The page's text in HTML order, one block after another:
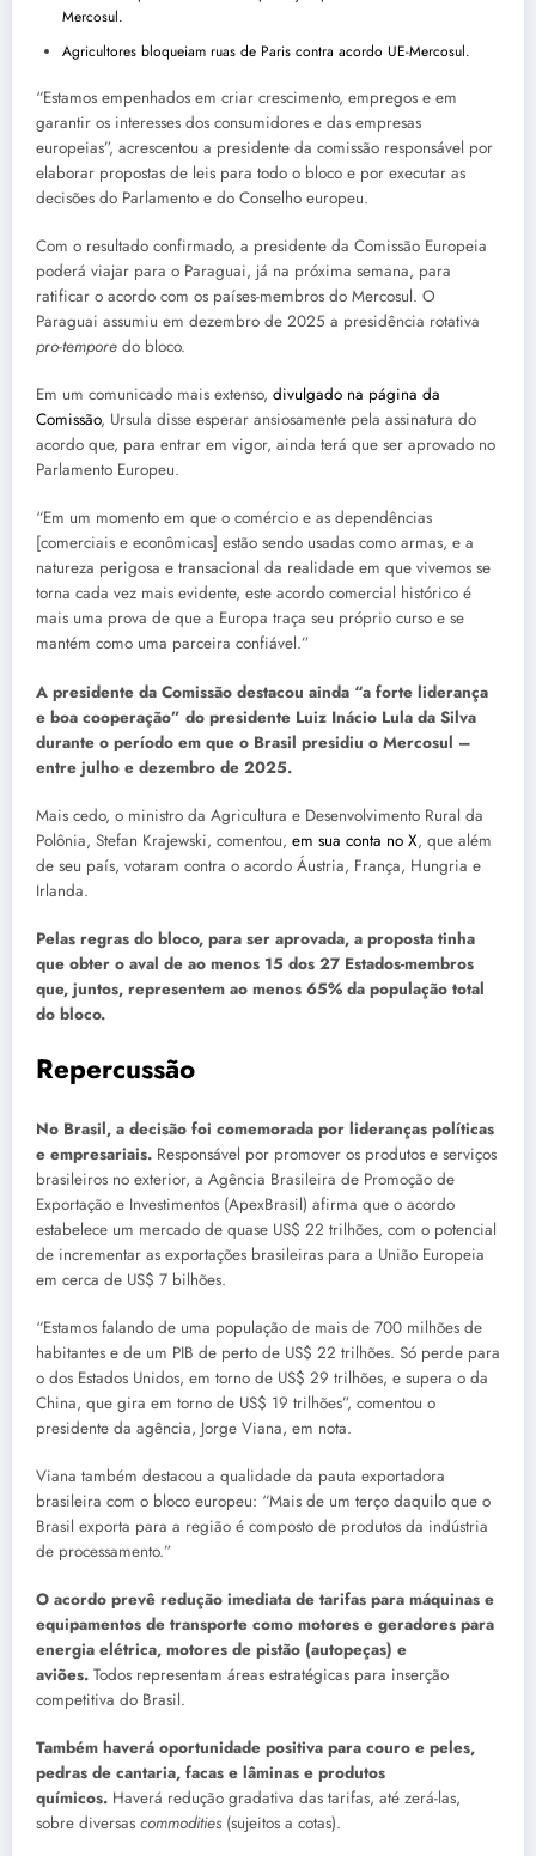
Mercosul.
Agricultores bloqueiam ruas de Paris contra acordo UE-Mercosul.
“Estamos empenhados em criar crescimento, empregos e em
garantir os interesses dos consumidores e das empresas
europeias”, acrescentou a presidente da comissão responsável por
elaborar propostas de leis para todo o bloco e por executar as
decisões do Parlamento e do Conselho europeu.
Com o resultado confirmado, a presidente da Comissão Europeia
poderá viajar para o Paraguai, já na próxima semana, para
ratificar o acordo com os países-membros do Mercosul. O
Paraguai assumiu em dezembro de 2025 a presidência rotativa
pro-tempore do bloco.
Em um comunicado mais extenso, divulgado na página da
Comissão, Ursula disse esperar ansiosamente pela assinatura do
acordo que, para entrar em vigor, ainda terá que ser aprovado no
Parlamento Europeu.
“Em um momento em que o comércio e as dependências
[comerciais e econômicas] estão sendo usadas como armas, e a
natureza perigosa e transacional da realidade em que vivemos se
torna cada vez mais evidente, este acordo comercial histórico é
mais uma prova de que a Europa traça seu próprio curso e se
mantém como uma parceira confiável.”
A presidente da Comissão destacou ainda “a forte liderança
e boa cooperação” do presidente Luiz Inácio Lula da Silva
durante o período em que o Brasil presidiu o Mercosul –
entre julho e dezembro de 2025.
Mais cedo, o ministro da Agricultura e Desenvolvimento Rural da
Polônia, Stefan Krajewski, comentou, em sua conta no X, que além
de seu país, votaram contra o acordo Áustria, França, Hungria e
Irlanda.
Pelas regras do bloco, para ser aprovada, a proposta tinha
que obter o aval de ao menos 15 dos 27 Estados-membros
que, juntos, representem ao menos 65% da população total
do bloco.
Repercussão
No Brasil, a decisão foi comemorada por lideranças políticas
e empresariais. Responsável por promover os produtos e serviços
brasileiros no exterior, a Agência Brasileira de Promoção de
Exportação e Investimentos (ApexBrasil) afirma que o acordo
estabelece um mercado de quase US$ 22 trilhões, com o potencial
de incrementar as exportações brasileiras para a União Europeia
em cerca de US$ 7 bilhões.
“Estamos falando de uma população de mais de 700 milhões de
habitantes e de um PIB de perto de US$ 22 trilhões. Só perde para
o dos Estados Unidos, em torno de US$ 29 trilhões, e supera o da
China, que gira em torno de US$ 19 trilhões”, comentou o
presidente da agência, Jorge Viana, em nota.
Viana também destacou a qualidade da pauta exportadora
brasileira com o bloco europeu: “Mais de um terço daquilo que o
Brasil exporta para a região é composto de produtos da indústria
de processamento.”
O acordo prevê redução imediata de tarifas para máquinas e
equipamentos de transporte como motores e geradores para
energia elétrica, motores de pistão (autopeças) e
aviões. Todos representam áreas estratégicas para inserção
competitiva do Brasil.
Também haverá oportunidade positiva para couro e peles,
pedras de cantaria, facas e lâminas e produtos
químicos. Haverá redução gradativa das tarifas, até zerá-las,
sobre diversas commodities (sujeitos a cotas).